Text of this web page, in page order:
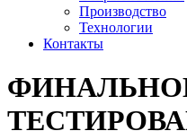
Производство
Технологии
Контакты